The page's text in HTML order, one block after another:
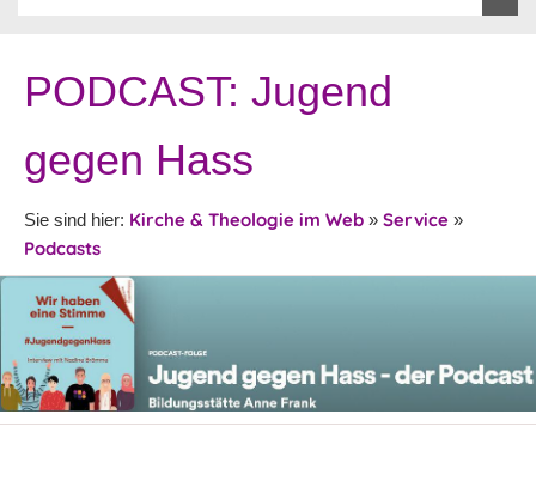
PODCAST: Jugend
gegen Hass
Sie sind hier: Kirche & Theologie im Web » Service »
Podcasts